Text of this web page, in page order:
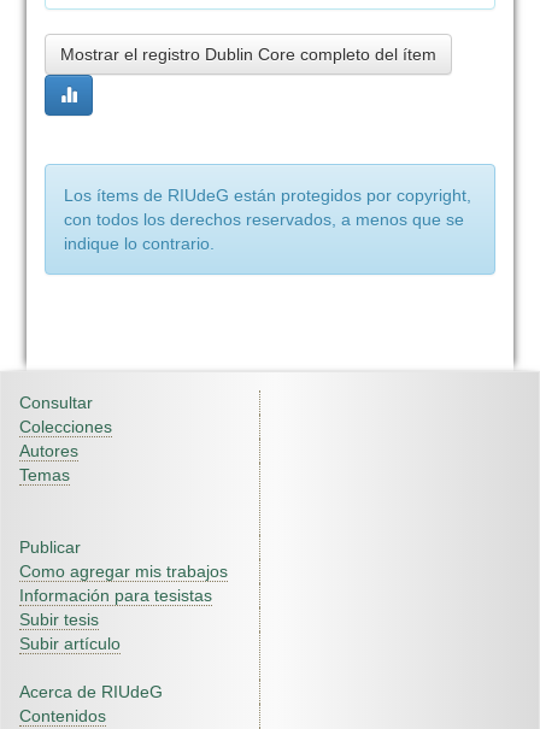
Mostrar el registro Dublin Core completo del ítem
Los ítems de RIUdeG están protegidos por copyright,
con todos los derechos reservados, a menos que se
indique lo contrario.
Consultar
Colecciones
Autores
Temas
Publicar
Como agregar mis trabajos
Información para tesistas
Subir tesis
Subir artículo
Acerca de RIUdeG
Contenidos